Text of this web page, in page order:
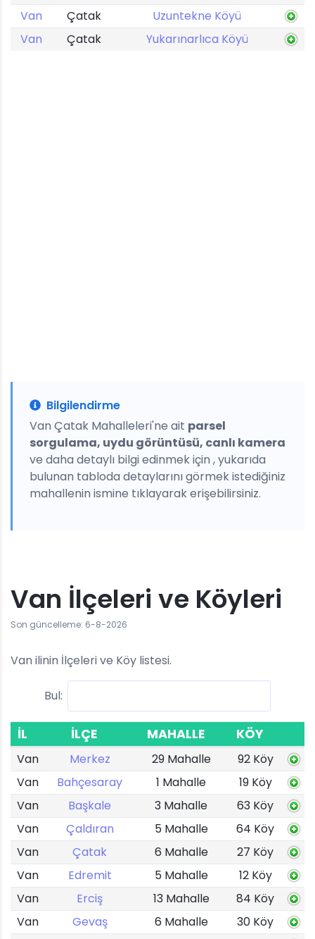
Van
Çatak
Uzuntekne Köyü
Van
Çatak Yukarınarlıca Köyü
Bilgilendirme
Van Çatak Mahalleleri'ne ait parsel
sorgulama, uydu görüntüsü, canlı kamera
ve daha detaylı bilgi edinmek için , yukarıda
bulunan tabloda detaylarını görmek istediğiniz
mahallenin ismine tıklayarak erişebilirsiniz.
Van İlçeleri ve Köyleri
Son güncelleme: 6-8-2026
Van ilinin İlçeleri ve Köy listesi.
Bul:
İL İLÇE MAHALLE KÖY
Van Merkez 29 Mahalle
92 Köy
Van
Bahçesaray 1 Mahalle
19 Köy
Van
Başkale 3 Mahalle
63 Köy
Van
Çaldıran 5 Mahalle
64 Köy
Van
Çatak 6 Mahalle
27 Köy
Van
Edremit 5 Mahalle
12 Köy
Van
Erciş 13 Mahalle
84 Köy
Van
Gevaş 6 Mahalle
30 Köy